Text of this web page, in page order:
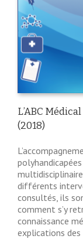
L’ABC
(2018)
différents
consultés, ils
comment s’y
connaissance
explications des